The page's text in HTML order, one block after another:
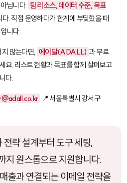
닙니다. 팀 리소스, 데이터 수준, 목표
. 직접 운영하다가 한계에 부딪혔을 때
니다.
않는다면, 에이달(ADALL) 과 무료
요. 리스트 현황과 목표를 함께 살펴보고
다.
📍 서울특별시 강서구
략 설계부터 도구 세팅,
지 원스톱으로 지원합니다.
출과 연결되는 이메일 전략을